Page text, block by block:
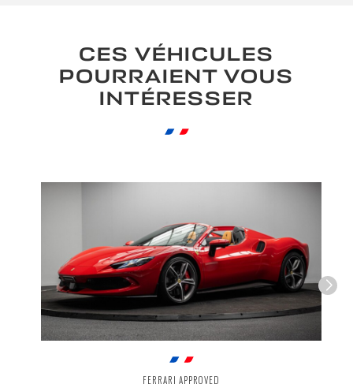
commerciale.
Envoyer
CES VÉHICULES
POURRAIENT VOUS
INTÉRESSER
FERRARI APPROVED